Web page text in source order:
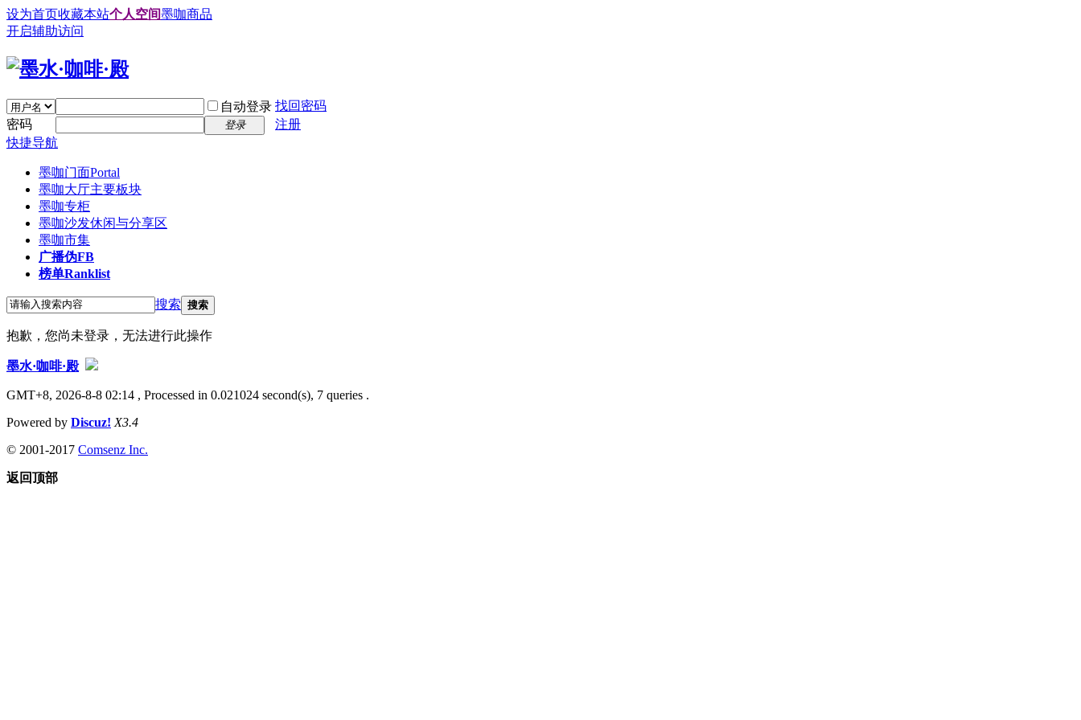
设为首页收藏本站个人空间墨咖商品
开启辅助访问
自动登录 找回密码
密码
登录
注册
快捷导航
墨咖门面Portal
墨咖大厅主要板块
墨咖专柜
墨咖沙发休闲与分享区
墨咖市集
广播伪FB
榜单Ranklist
搜索 搜索
抱歉，您尚未登录，无法进行此操作
墨水·咖啡·殿
GMT+8, 2026-8-8 02:14 , Processed in 0.021024 second(s), 7 queries .
Powered by Discuz! X3.4
© 2001-2017 Comsenz Inc.
返回顶部